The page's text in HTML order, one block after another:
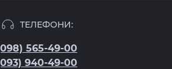
ТЕЛЕФОНИ:
565-49-00
940-49-00